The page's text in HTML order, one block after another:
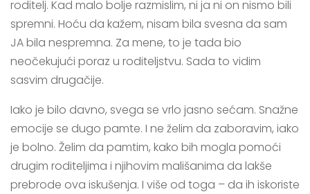
roditelj. Kad malo bolje razmislim, ni ja ni on nismo bili
spremni. Hoću da kažem, nisam bila svesna da sam
JA bila nespremna. Za mene, to je tada bio
neočekujući poraz u roditeljstvu. Sada to vidim
sasvim drugačije.
Iako je bilo davno, svega se vrlo jasno sećam. Snažne
emocije se dugo pamte. I ne želim da zaboravim, iako
je bolno. Želim da pamtim, kako bih mogla pomoći
drugim roditeljima i njihovim mališanima da lakše
prebrode ova iskušenja. I više od toga – da ih iskoriste